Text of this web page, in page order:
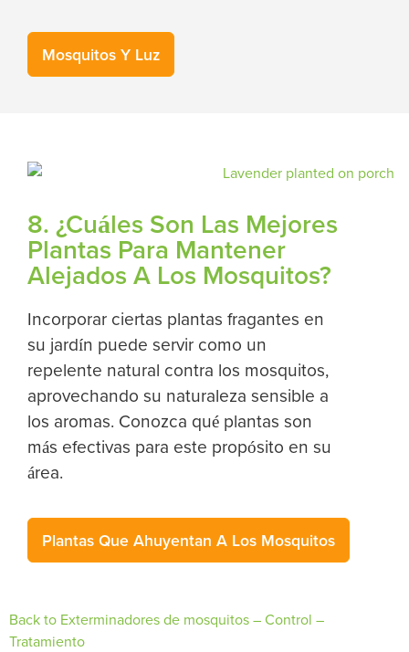
Mosquitos Y Luz
8. ¿Cuáles Son Las Mejores
Plantas Para Mantener
Alejados A Los Mosquitos?
Incorporar ciertas plantas fragantes en
su jardín puede servir como un
repelente natural contra los mosquitos,
aprovechando su naturaleza sensible a
los aromas. Conozca qué plantas son
más efectivas para este propósito en su
área.
Plantas Que Ahuyentan A Los Mosquitos
Back to Exterminadores de mosquitos – Control –
Tratamiento